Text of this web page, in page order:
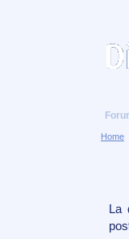
Home
La